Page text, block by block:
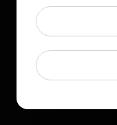
Política de privacidad |
Preferencias de cookies